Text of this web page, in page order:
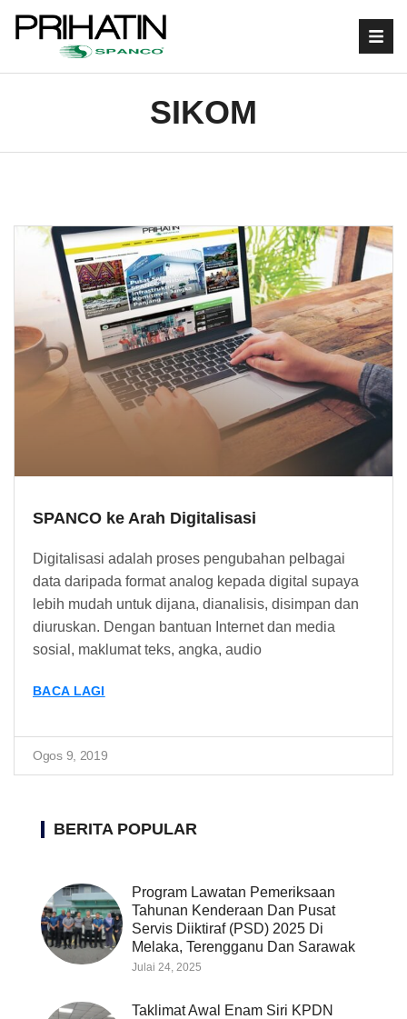
SIKOM
SPANCO ke Arah Digitalisasi
Digitalisasi adalah proses pengubahan pelbagai
data daripada format analog kepada digital supaya
lebih mudah untuk dijana, dianalisis, disimpan dan
diuruskan. Dengan bantuan Internet dan media
sosial, maklumat teks, angka, audio
BACA LAGI
Ogos 9, 2019
BERITA POPULAR
Program Lawatan Pemeriksaan
Tahunan Kenderaan Dan Pusat
Servis Diiktiraf (PSD) 2025 Di
Melaka, Terengganu Dan Sarawak
Julai 24, 2025
Taklimat Awal Enam Siri KPDN